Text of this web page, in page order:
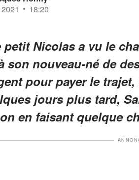
18:20
Nicolas a vu le
son nouveau-né de
pour payer le
jours plus tard,
en faisant quelque